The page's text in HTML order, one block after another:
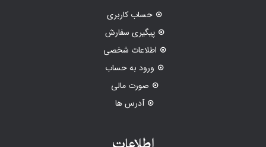
حساب کاربری
پیگیری سفارش
اطلاعات شخصی
ورود به حساب
صورت مالی
آدرس ها
اطلاعات